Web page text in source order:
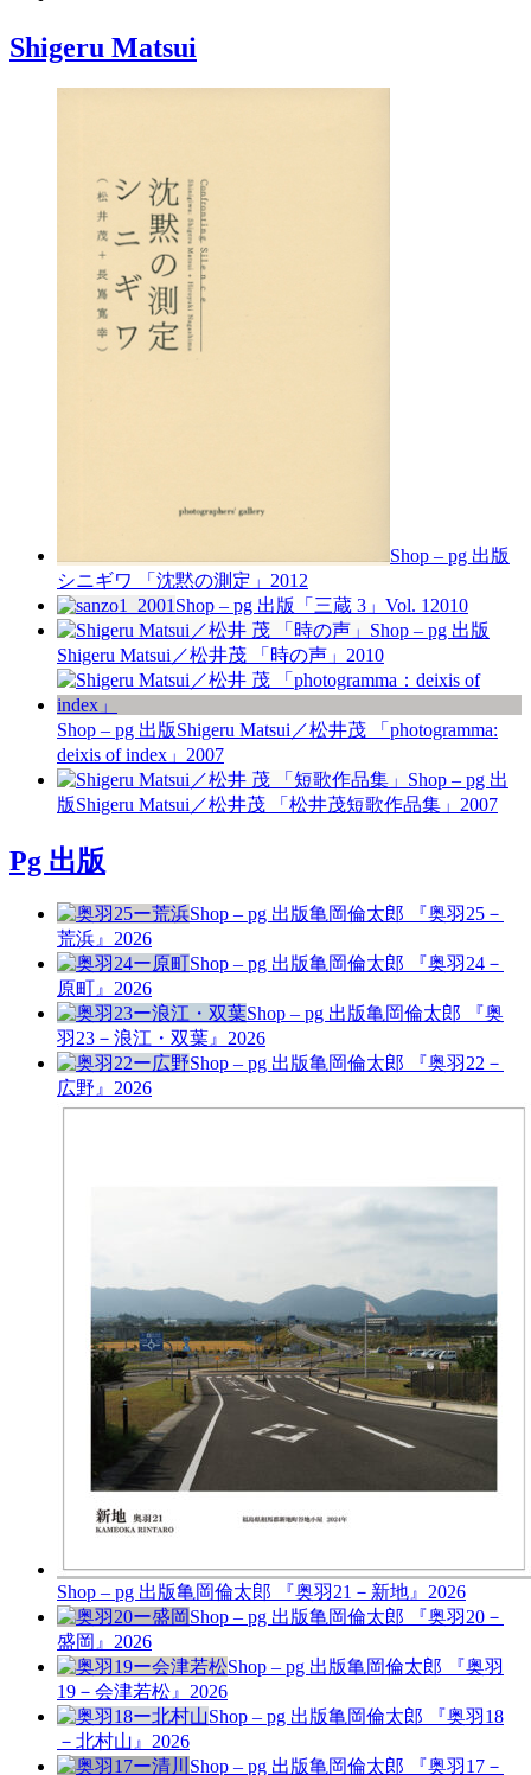
Shigeru Matsui
Shop – pg 出版
シニギワ 「沈黙の測定」 2012
Shop – pg 出版
「三蔵 3」Vol. 1 2010
Shop – pg 出版
Shigeru Matsui／松井茂 「時の声」 2010
Shop – pg 出版Shigeru Matsui／松井茂 「photogramma:
deixis of index」 2007
Shop – pg 出
版Shigeru Matsui／松井茂 「松井茂短歌作品集」 2007
Pg 出版
Shop – pg 出版亀岡倫太郎 『奥羽25－
荒浜』 2026
Shop – pg 出版亀岡倫太郎 『奥羽24－
原町』 2026
Shop – pg 出版亀岡倫太郎 『奥
羽23－浪江・双葉』 2026
Shop – pg 出版亀岡倫太郎 『奥羽22－
広野』 2026
Shop – pg 出版亀岡倫太郎 『奥羽21－新地』 2026
Shop – pg 出版亀岡倫太郎 『奥羽20－
盛岡』 2026
Shop – pg 出版亀岡倫太郎 『奥羽
19－会津若松』 2026
Shop – pg 出版亀岡倫太郎 『奥羽18
－北村山』 2026
Shop – pg 出版亀岡倫太郎 『奥羽17－